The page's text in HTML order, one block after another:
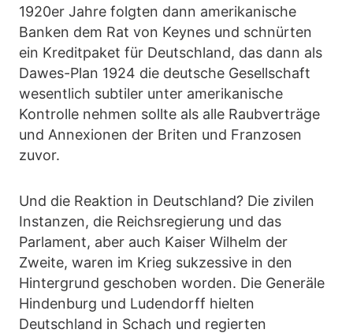
1920er Jahre folgten dann amerikanische
Banken dem Rat von Keynes und schnürten
ein Kreditpaket für Deutschland, das dann als
Dawes-Plan 1924 die deutsche Gesellschaft
wesentlich subtiler unter amerikanische
Kontrolle nehmen sollte als alle Raubverträge
und Annexionen der Briten und Franzosen
zuvor.
Und die Reaktion in Deutschland? Die zivilen
Instanzen, die Reichsregierung und das
Parlament, aber auch Kaiser Wilhelm der
Zweite, waren im Krieg sukzessive in den
Hintergrund geschoben worden. Die Generäle
Hindenburg und Ludendorff hielten
Deutschland in Schach und regierten